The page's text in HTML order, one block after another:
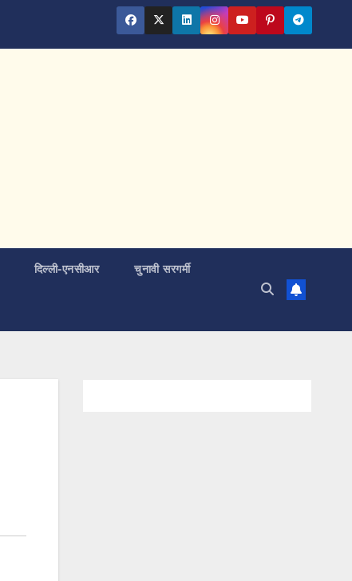
दिल्ली-एनसीआर चुनावी सरगर्मी